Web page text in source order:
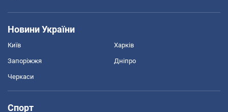
Новини України
Київ Харків
Запоріжжя Дніпро
Черкаси
Спорт